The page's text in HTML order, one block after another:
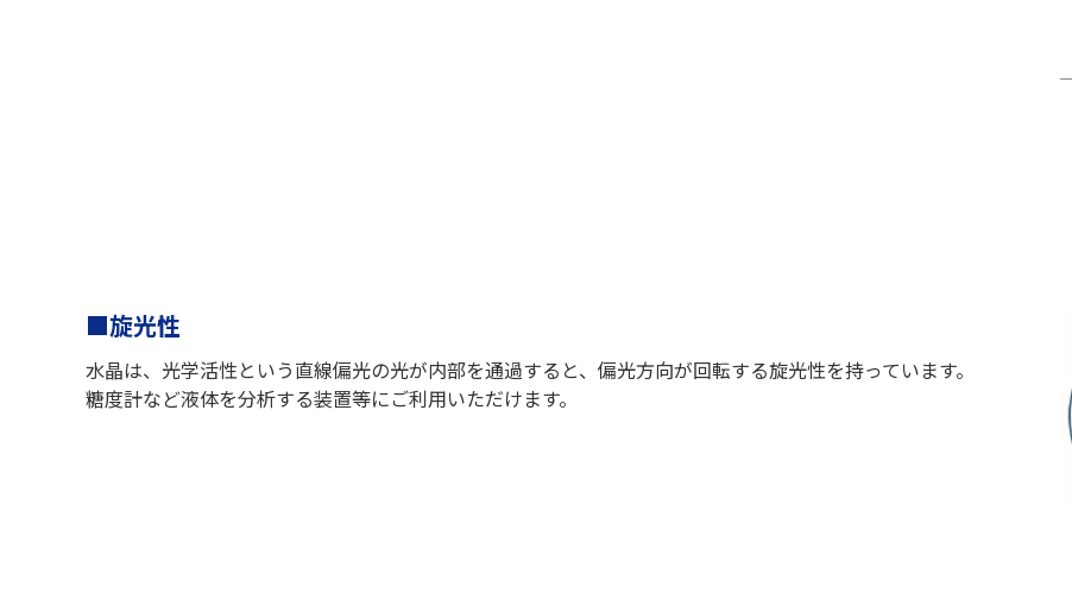
■旋光性
水晶は、光学活性という直線偏光の光が内部を通過すると、偏光方向が回転する旋光性を持っています。
糖度計など液体を分析する装置等にご利用いただけます。